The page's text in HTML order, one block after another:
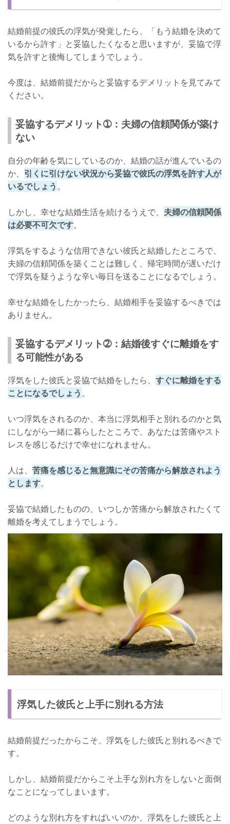
結婚前提の彼氏の浮気が発覚したら、「もう結婚を決めて
いるから許す」と妥協したくなると思いますが、妥協で浮
気を許すと後悔してしまうでしょう。
今度は、結婚前提だからと妥協するデメリットを見てみて
ください。
妥協するデメリット➀：夫婦の信頼関係が築け
ない
自分の年齢を気にしているのか、結婚の話が進んでいるの
か、 引くに引けない状況から妥協で彼氏の浮気を許す人が
いるでしょう。
しかし、幸せな結婚生活を続けるうえで、 夫婦の信頼関係
は必要不可欠です。
浮気をするような信用できない彼氏と結婚したところで、
夫婦の信頼関係を築くことは難しく、帰宅時間が遅いだけ
で浮気を疑うような辛い毎日を送ることになるでしょう。
幸せな結婚をしたかったら、結婚相手を妥協するべきでは
ありません。
妥協するデメリット➁：結婚後すぐに離婚をす
る可能性がある
浮気をした彼氏と妥協で結婚をしたら、 すぐに離婚をする
ことになるでしょう。
いつ浮気をされるのか、本当に浮気相手と別れるのかと気
にしながら一緒に暮らしたところで、あなたは苦痛やスト
レスを感じるだけで幸せになれません。
人は、 苦痛を感じると無意識にその苦痛から解放されよう
とします。
妥協で結婚したものの、いつしか苦痛から解放されたくて
離婚を考えてしまうでしょう。
浮気した彼氏と上手に別れる方法
結婚前提だったからこそ、浮気をした彼氏と別れるべきで
す。
しかし、結婚前提だからこそ上手な別れ方をしないと面倒
なことになってしまいます。
どのような別れ方をすればいいのか、浮気をした彼氏と上